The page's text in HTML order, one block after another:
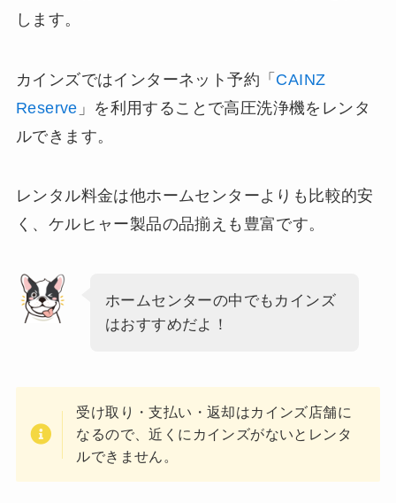
します。
カインズではインターネット予約「 CAINZ
Reserve 」を利用することで高圧洗浄機をレンタ
ルできます。
レンタル料金は他ホームセンターよりも比較的安
く、ケルヒャー製品の品揃えも豊富です。
ホームセンターの中でもカインズ
はおすすめだよ！
受け取り・支払い・返却はカインズ店舗に
なるので、近くにカインズがないとレンタ
ルできません。